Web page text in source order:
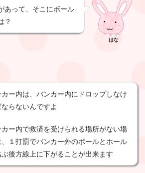
あって、そこにボール
？
はな
ー内は、バンカー内にドロップしなけ
らないんですよ
ー内で救済を受けられる場所がない場
１打罰でバンカー外のボールとホール
ぶ後方線上に下がることが出来ます